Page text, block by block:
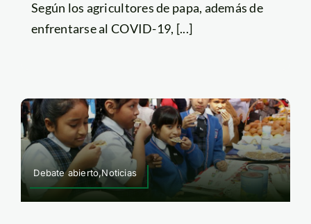
Según los agricultores de papa, además de
enfrentarse al COVID-19, [...]
Debate abierto,Noticias